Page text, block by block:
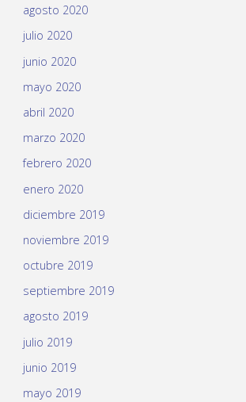
agosto 2020
julio 2020
junio 2020
mayo 2020
abril 2020
marzo 2020
febrero 2020
enero 2020
diciembre 2019
noviembre 2019
octubre 2019
septiembre 2019
agosto 2019
julio 2019
junio 2019
mayo 2019